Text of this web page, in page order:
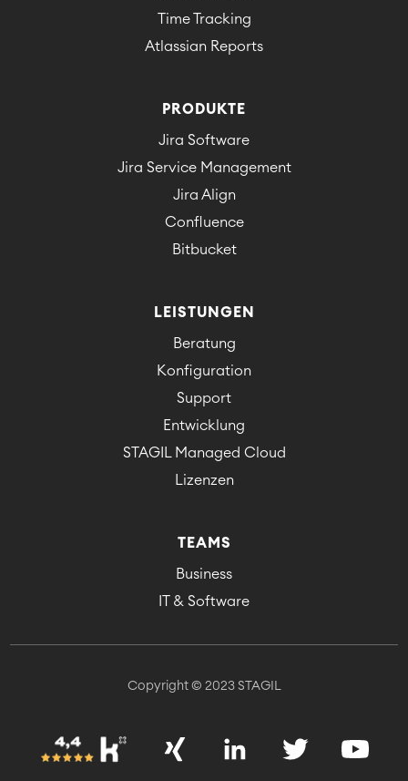
Time Tracking
Atlassian Reports
PRODUKTE
Jira Software
Jira Service Management
Jira Align
Confluence
Bitbucket
LEISTUNGEN
Beratung
Konfiguration
Support
Entwicklung
STAGIL Managed Cloud
Lizenzen
TEAMS
Business
IT & Software
Copyright © 2023 STAGIL